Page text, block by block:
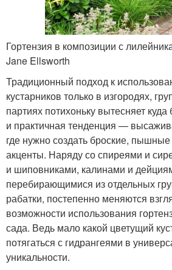
Гортензия в композиции с
Jane Ellsworth
Традиционный подход к
кустарников только в изгородях,
партиях потихоньку вытесняет
и практичная тенденция —
где нужно создать броские,
акценты. Наряду со спиреями и
и шиповниками, калинами и
перебирающимися из отдельных
рабатки, постепенно меняются
возможности использования
сада. Ведь мало какой цветущий
потягаться с гидрангеями в
уникальности.